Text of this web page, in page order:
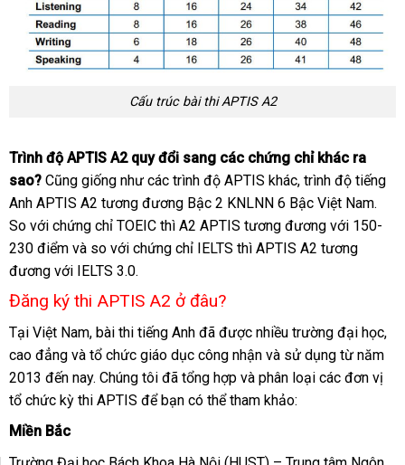
Cấu trúc bài thi APTIS A2
Trình độ APTIS A2 quy đổi sang các chứng chỉ khác ra
sao? Cũng giống như các trình độ APTIS khác, trình độ tiếng
Anh APTIS A2 tương đương Bậc 2 KNLNN 6 Bậc Việt Nam.
So với chứng chỉ TOEIC thì A2 APTIS tương đương với 150-
230 điểm và so với chứng chỉ IELTS thì APTIS A2 tương
đương với IELTS 3.0.
Đăng ký thi APTIS A2 ở đâu?
Tại Việt Nam, bài thi tiếng Anh đã được nhiều trường đại học,
cao đẳng và tổ chức giáo dục công nhận và sử dụng từ năm
2013 đến nay. Chúng tôi đã tổng hợp và phân loại các đơn vị
tổ chức kỳ thi APTIS để bạn có thể tham khảo:
Miền Bắc